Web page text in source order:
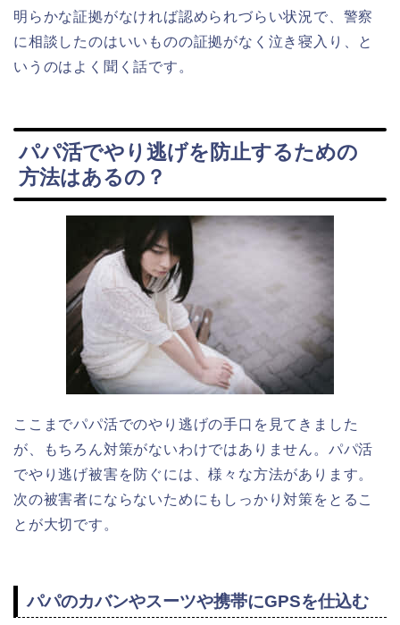
明らかな証拠がなければ認められづらい状況で、警察
に相談したのはいいものの証拠がなく泣き寝入り、と
いうのはよく聞く話です。
パパ活でやり逃げを防止するための
方法はあるの？
ここまでパパ活でのやり逃げの手口を見てきました
が、もちろん対策がないわけではありません。パパ活
でやり逃げ被害を防ぐには、様々な方法があります。
次の被害者にならないためにもしっかり対策をとるこ
とが大切です。
パパのカバンやスーツや携帯にGPSを仕込む